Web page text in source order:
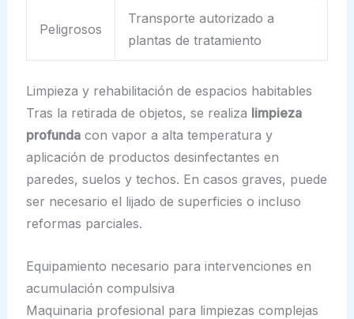
Peligrosos
Transporte autorizado a
plantas de tratamiento
Limpieza y rehabilitación de espacios habitables
Tras la retirada de objetos, se realiza limpieza
profundacon vapor a alta temperatura y
aplicación de productos desinfectantes en
paredes, suelos y techos. En casos graves, puede
ser necesario el lijado de superficies o incluso
reformas parciales.
Equipamiento necesario para intervenciones en
acumulación compulsiva
Maquinaria profesional para limpiezas complejas